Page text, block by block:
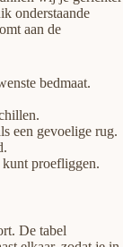
onderstaande
aan de
bedmaat.
een gevoelige rug.
proefliggen.
De tabel